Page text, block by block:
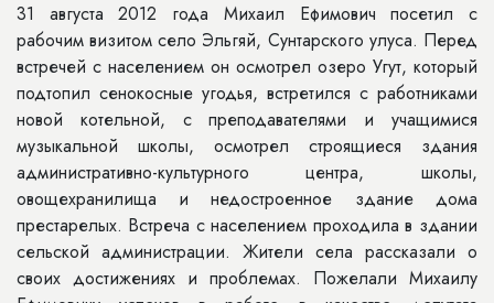
31 августа 2012 года Михаил Ефимович посетил с
рабочим визитом село Эльгяй, Сунтарского улуса. Перед
встречей с населением он осмотрел озеро Угут, который
подтопил сенокосные угодья, встретился с работниками
новой котельной, с преподавателями и учащимися
музыкальной школы, осмотрел строящиеся здания
административно-культурного центра, школы,
овощехранилища и недостроенное здание дома
престарелых. Встреча с населением проходила в здании
сельской администрации. Жители села рассказали о
своих достижениях и проблемах. Пожелали Михаилу